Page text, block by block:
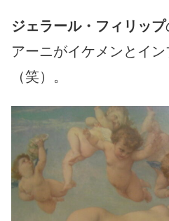
ジェラール・フィリップ
アーニがイケメンとイ
（笑）。